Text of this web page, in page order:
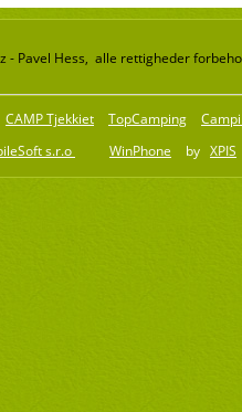
- Pavel Hess, alle rettigheder
CAMP Tjekkiet TopCamping
s.r.o WinPhone by XPIS